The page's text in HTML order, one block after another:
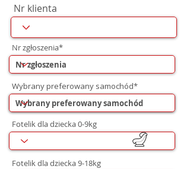
Nr klienta
Nr zgłoszenia*
Wybrany preferowany samochód*
Fotelik dla dziecka 0-9kg
Fotelik dla dziecka 9-18kg